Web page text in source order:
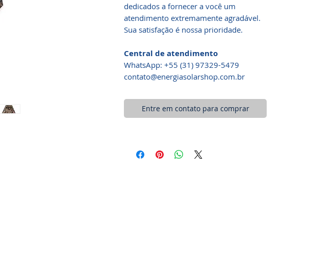
dedicados a fornecer a você um
atendimento extremamente agradável.
Sua satisfação é nossa prioridade.
Central de atendimento
WhatsApp: +55 (31) 97329-5479​
contato@energiasolarshop.com.br
Entre em contato para comprar